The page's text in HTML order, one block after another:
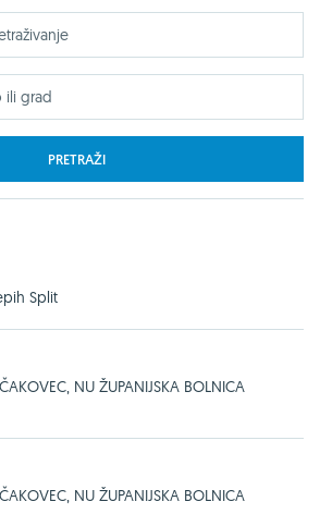
PRETRAŽI
Split
NU ŽUPANIJSKA BOLNICA
NU ŽUPANIJSKA BOLNICA